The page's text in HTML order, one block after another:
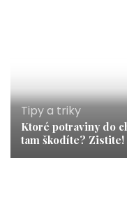
Tipy a triky
Ktoré potraviny do
tam škodíte? Zistite!